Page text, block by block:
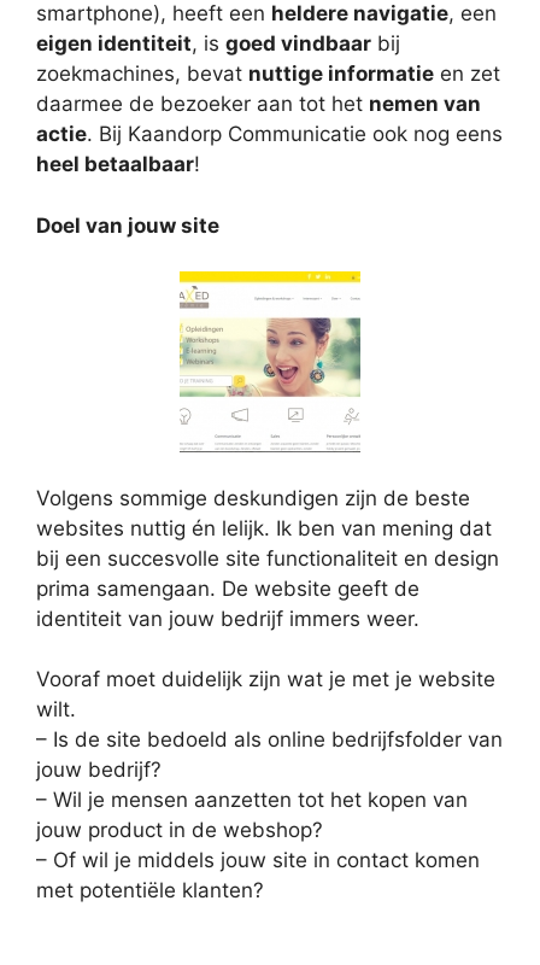
smartphone), heeft een heldere navigatie, een
eigen identiteit, is goed vindbaar bij
zoekmachines, bevat nuttige informatie en zet
daarmee de bezoeker aan tot het nemen van
actie. Bij Kaandorp Communicatie ook nog eens
heel betaalbaar!
Doel van jouw site
Volgens sommige deskundigen zijn de beste
websites nuttig én lelijk. Ik ben van mening dat
bij een succesvolle site functionaliteit en design
prima samengaan. De website geeft de
identiteit van jouw bedrijf immers weer.
Vooraf moet duidelijk zijn wat je met je website
wilt.
– Is de site bedoeld als online bedrijfsfolder van
jouw bedrijf?
– Wil je mensen aanzetten tot het kopen van
jouw product in de webshop?
– Of wil je middels jouw site in contact komen
met potentiële klanten?